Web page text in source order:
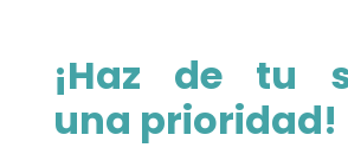
¡Haz de tu
una prioridad!